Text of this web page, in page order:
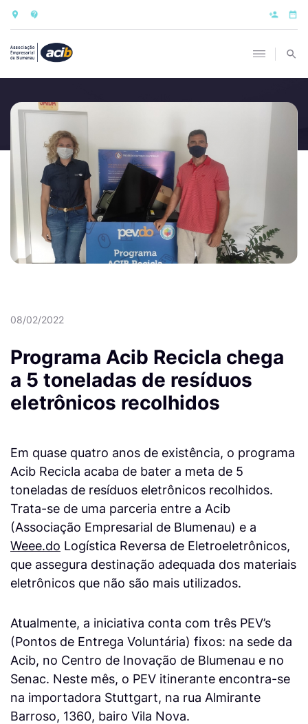
08/02/2022
Programa Acib Recicla chega
a 5 toneladas de resíduos
eletrônicos recolhidos
Em quase quatro anos de existência, o programa
Acib Recicla acaba de bater a meta de 5
toneladas de resíduos eletrônicos recolhidos.
Trata-se de uma parceria entre a Acib
(Associação Empresarial de Blumenau) e a
Weee.do Logística Reversa de Eletroeletrônicos,
que assegura destinação adequada dos materiais
eletrônicos que não são mais utilizados.
Atualmente, a iniciativa conta com três PEV’s
(Pontos de Entrega Voluntária) fixos: na sede da
Acib, no Centro de Inovação de Blumenau e no
Senac. Neste mês, o PEV itinerante encontra-se
na importadora Stuttgart, na rua Almirante
Barroso, 1360, bairo Vila Nova.